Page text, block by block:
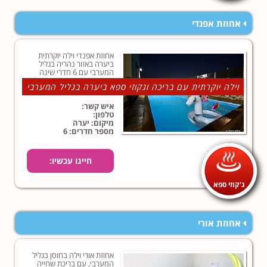
אחוזת אפנדי
וילה יוקרתית עם בריכה וגקוזי ספא ביערה בגליל המערבי
ג'קוזי ספא
אחוזת אפנדי וילה יוקרתית
ביערה באזור נהריה בגליל
המערבי עם 6 חדרי שינה
מפנקים, בריכת שחייה גדולה
בחצר מטופחת, ג'קוזי ספא
ומרפסת נוף ענקית!
איש קשר:
טלפון:
מיקום: יערה
מספר חדרים: 6
חייגו עכשיו:
אחוזת אורי
אחוזת אורי וילה בחוסן בגליל
המערבי, עם בריכת שחייה